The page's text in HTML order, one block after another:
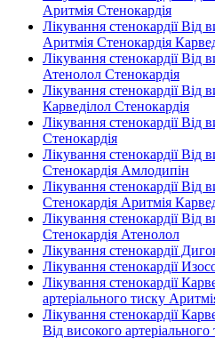
Аритмія Стенокардія
Лікування стенокардії Від
Аритмія Стенокардія
Лікування стенокардії Від
Атенолол Стенокардія
Лікування стенокардії Від
Карведілол Стенокардія
Лікування стенокардії Від
Стенокардія
Лікування стенокардії Від
Стенокардія Амлодипін
Лікування стенокардії Від
Стенокардія Аритмія
Лікування стенокардії Від
Стенокардія Атенолол
Лікування стенокардії
Лікування стенокардії
Лікування стенокардії
артеріального тиску
Лікування стенокардії
Від високого артеріального